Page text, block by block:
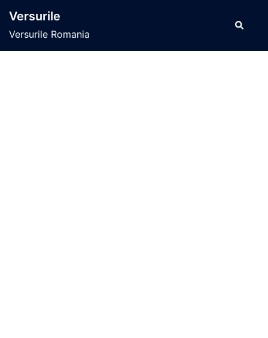
conținut
Versurile
Versurile Romania
Caută